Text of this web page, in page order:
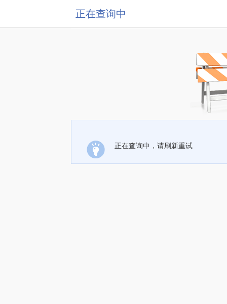
正在查询中
正在查询中，请刷新重试